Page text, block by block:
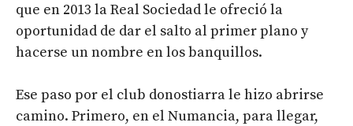
que en 2013 la Real Sociedad le ofreció la
oportunidad de dar el salto al primer plano y
hacerse un nombre en los banquillos.
Ese paso por el club donostiarra le hizo abrirse
camino. Primero, en el Numancia, para llegar,